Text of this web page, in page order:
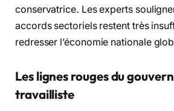
conservatrice. Les experts
accords sectoriels restent très
redresser l’économie nationale
Les lignes rouges du
travailliste